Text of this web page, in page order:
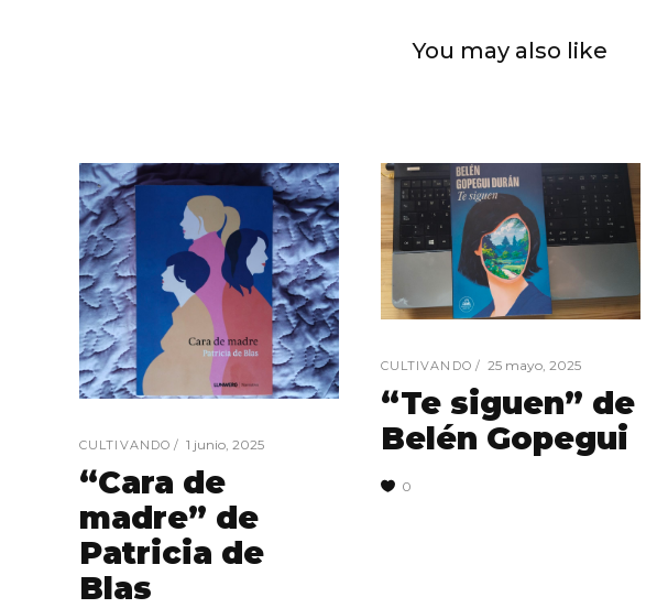
You may also like
CULTIVANDO 1 junio, 2025
“Cara de
madre” de
Patricia de
Blas
CULTIVANDO 25 mayo, 2025
“Te siguen” de
Belén Gopegui
0